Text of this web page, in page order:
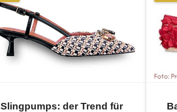
Slingpumps: der Trend für